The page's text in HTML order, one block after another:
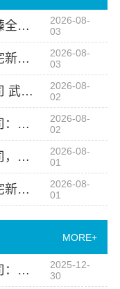
全宅焕新环保材料，邯郸至臻全宅新材料有限公司源头零醛
2026-08-
03
邯山健康设计，邯郸至臻全宅新材料有限公司引领环保装修新潮流
2026-08-
03
邯郸至臻全宅新材料有限公司 武安焕新 至臻品质之选
2026-08-
02
邯郸至臻全宅新材料有限公司：永年全屋装饰一站式服务
2026-08-
02
邯郸至臻全宅新材料有限公司，邯山健康设计打造零醛新家
2026-08-
01
武安焕新至臻，邯郸至臻全宅新材料有限公司
2026-08-
01
MORE+
邯郸至臻全宅新材料有限公司：全屋整装新潮流之选
2025-12-
30